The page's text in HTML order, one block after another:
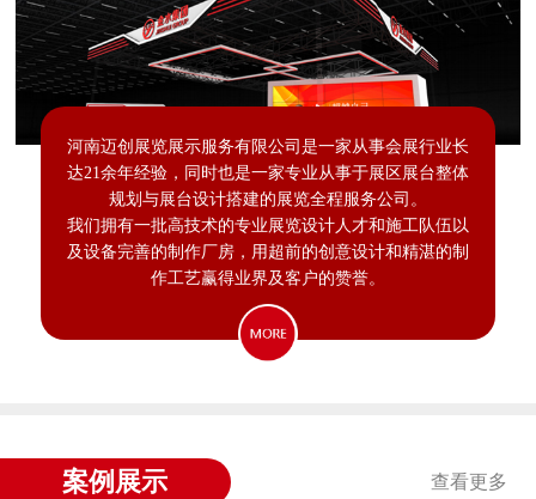
河南迈创展览展示服务有限公司是一家从事会展行业长
达21余年经验，同时也是一家专业从事于展区展台整体
规划与展台设计搭建的展览全程服务公司。
我们拥有一批高技术的专业展览设计人才和施工队伍以
及设备完善的制作厂房，用超前的创意设计和精湛的制
作工艺赢得业界及客户的赞誉。
案例展示 查看更多